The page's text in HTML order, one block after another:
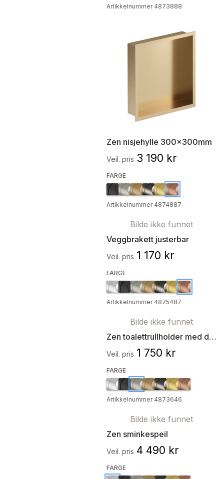
Artikkelnummer 4873888
Zen nisjehylle 300x300mm
Veil. pris 3 190 kr
FARGE
Artikkelnummer 4874887
Bilde ikke funnet
Veggbrakett justerbar
Veil. pris 1 170 kr
FARGE
Artikkelnummer 4875487
Bilde ikke funnet
Zen toalettrullholder med deksel
Veil. pris 1 750 kr
FARGE
Artikkelnummer 4873646
Bilde ikke funnet
Zen sminkespeil
Veil. pris 4 490 kr
FARGE